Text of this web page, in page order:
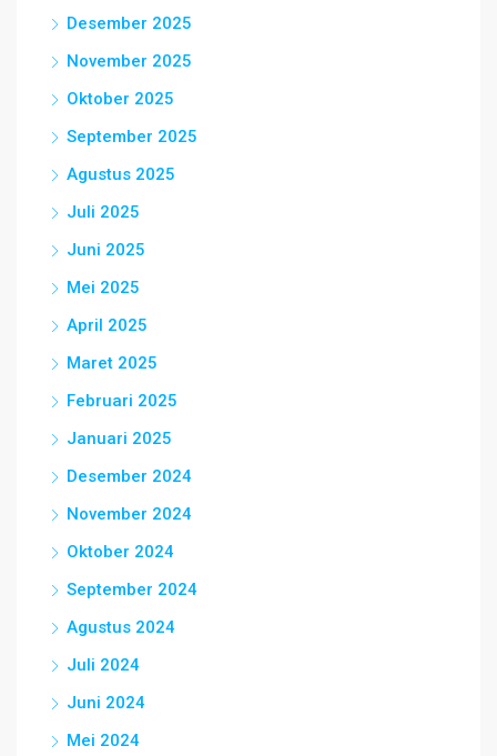
Desember 2025
November 2025
Oktober 2025
September 2025
Agustus 2025
Juli 2025
Juni 2025
Mei 2025
April 2025
Maret 2025
Februari 2025
Januari 2025
Desember 2024
November 2024
Oktober 2024
September 2024
Agustus 2024
Juli 2024
Juni 2024
Mei 2024